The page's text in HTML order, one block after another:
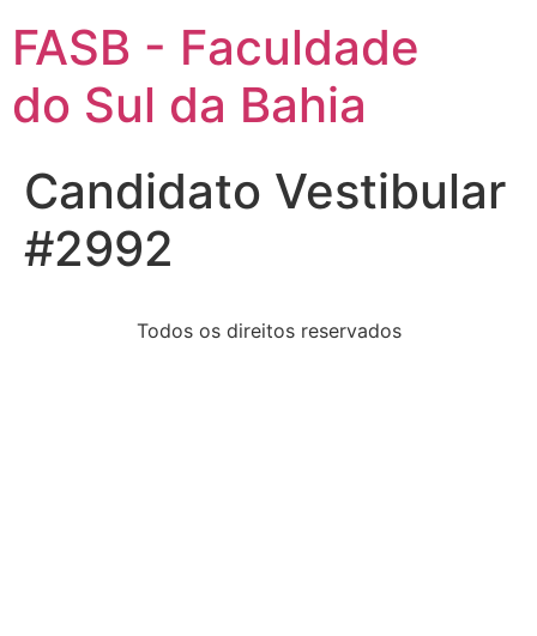
FASB - Faculdade
do Sul da Bahia
Candidato Vestibular
#2992
Todos os direitos reservados